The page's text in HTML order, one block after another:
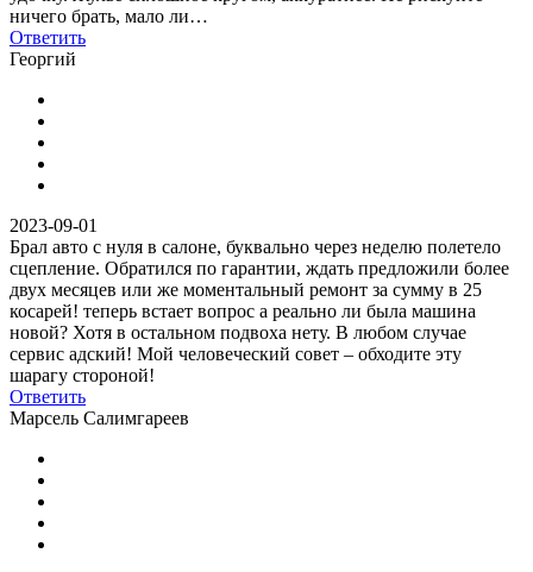
ничего брать, мало ли…
Ответить
Георгий
2023-09-01
Брал авто с нуля в салоне, буквально через неделю полетело
сцепление. Обратился по гарантии, ждать предложили более
двух месяцев или же моментальный ремонт за сумму в 25
косарей! теперь встает вопрос а реально ли была машина
новой? Хотя в остальном подвоха нету. В любом случае
сервис адский! Мой человеческий совет – обходите эту
шарагу стороной!
Ответить
Марсель Салимгареев